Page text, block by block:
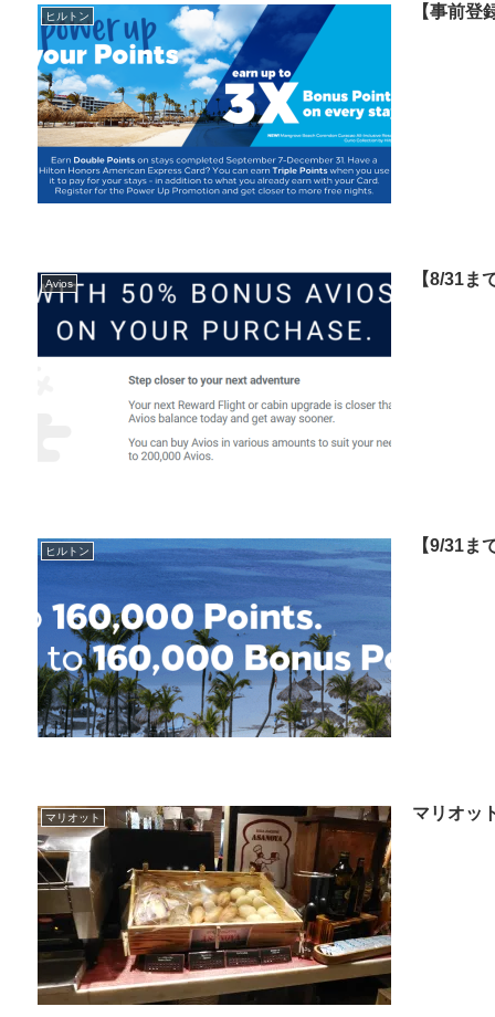
ヒルトン 【事前
Avios 【8/31
ヒルトン 【9/31
マリオット マリオッ